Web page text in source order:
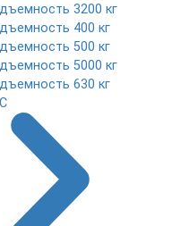
3200 кг
400 кг
500 кг
5000 кг
630 кг